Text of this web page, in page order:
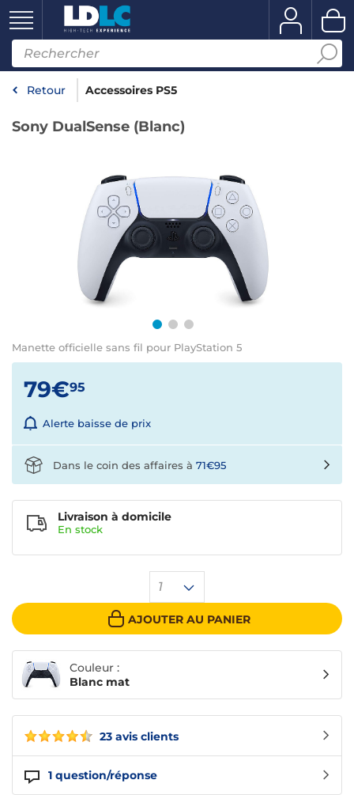
Retour Accessoires PS5
Sony DualSense (Blanc)
Manette officielle sans fil pour PlayStation 5
23 avis clients
1 question/réponse
79€95
Alerte baisse de prix
1
AJOUTER AU PANIER
Livraison à domicile
En stock
Dans le coin des affaires à 71€95
Couleur :
Blanc mat